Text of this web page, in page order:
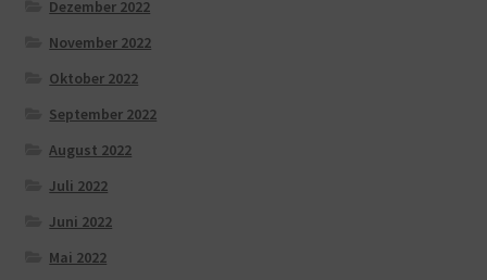
Dezember 2022
November 2022
Oktober 2022
September 2022
August 2022
Juli 2022
Juni 2022
Mai 2022